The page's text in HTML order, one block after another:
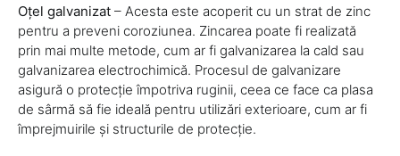
Oțel galvanizat – Acesta este acoperit cu un strat de zinc
pentru a preveni coroziunea. Zincarea poate fi realizată
prin mai multe metode, cum ar fi galvanizarea la cald sau
galvanizarea electrochimică. Procesul de galvanizare
asigură o protecție împotriva ruginii, ceea ce face ca plasa
de sârmă să fie ideală pentru utilizări exterioare, cum ar fi
împrejmuirile și structurile de protecție.